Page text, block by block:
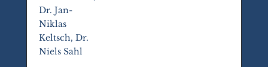
Dr. Jan-
Niklas
Keltsch, Dr.
Niels Sahl